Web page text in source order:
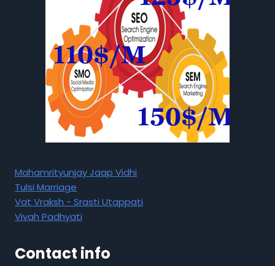
Mahamrityunjay Jaap Vidhi
Tulsi Marriage
Vat Vraksh - Srasti Utappati
Vivah Padhyati
Contact info